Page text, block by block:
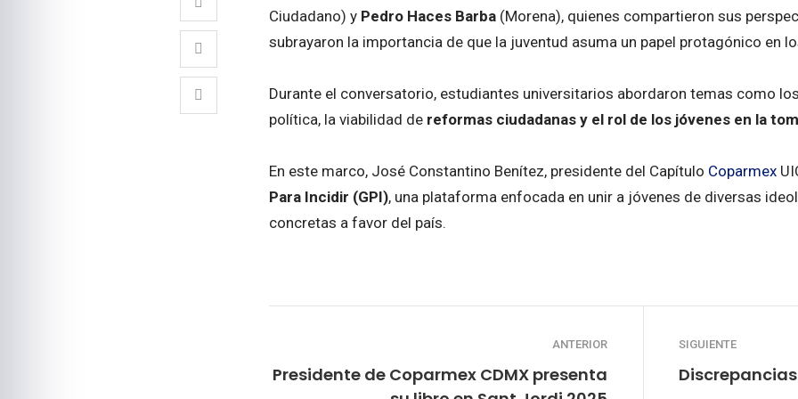
Ciudadano) y Pedro Haces Barba (Morena), quienes compartieron sus
subrayaron la importancia de que la juventud asuma un papel protagónico en
Durante el conversatorio, estudiantes universitarios abordaron temas como
política, la viabilidad de reformas ciudadanas y el rol de los jóvenes en la
En este marco, José Constantino Benítez, presidente del Capítulo Coparmex
Para Incidir (GPI), una plataforma enfocada en unir a jóvenes de diversas
concretas a favor del país.
ANTERIOR
Presidente de Coparmex CDMX presenta
SIGUIENTE